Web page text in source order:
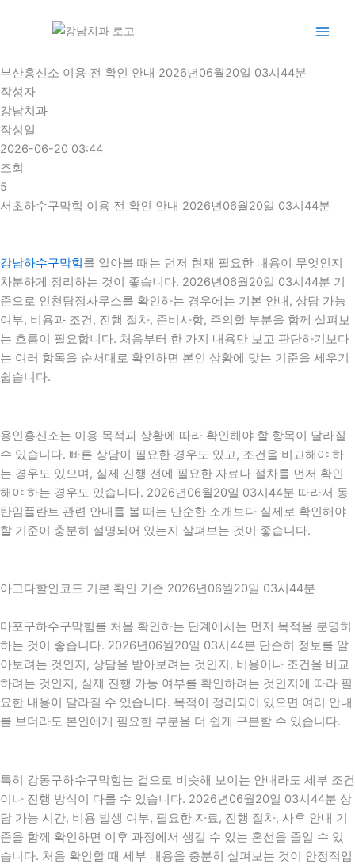
로
건
너
뛰
기
부산흥신소 이용 전 확인 안내 2026년06월20일 03시44분
작성자
강남치과
작성일
2026-06-20 03:44
조회
5
서초하수구막힘 이용 전 확인 안내 2026년06월20일 03시44분
강남하수구막힘를 알아볼 때는 먼저 현재 필요한 내용이 무엇인지
차분하게 정리하는 것이 좋습니다. 2026년06월20일 03시44분 기
준으로 인천탐정사무소를 확인하는 경우에는 기본 안내, 상담 가능
여부, 비용과 조건, 진행 절차, 준비사항, 주의할 부분을 함께 살펴보
는 흐름이 필요합니다. 처음부터 한 가지 내용만 보고 판단하기보다
는 여러 항목을 순서대로 확인하면 본인 상황에 맞는 기준을 세우기
쉽습니다.
용인흥신소는 이용 목적과 상황에 따라 확인해야 할 항목이 달라질
수 있습니다. 빠른 상담이 필요한 경우도 있고, 조건을 비교해야 하
는 경우도 있으며, 실제 진행 전에 필요한 자료나 절차를 먼저 확인
해야 하는 경우도 있습니다. 2026년06월20일 03시44분 따라서 동
탄임플란트 관련 안내를 볼 때는 단순한 소개보다 실제로 확인해야
할 기준이 충분히 설명되어 있는지 살펴보는 것이 좋습니다.
아고다할인코드 기본 확인 기준 2026년06월20일 03시44분
마포구하수구막힘를 처음 확인하는 단계에서는 먼저 목적을 분명히
하는 것이 좋습니다. 2026년06월20일 03시44분 단순히 정보를 알
아보려는 것인지, 상담을 받아보려는 것인지, 비용이나 조건을 비교
하려는 것인지, 실제 진행 가능 여부를 확인하려는 것인지에 따라 필
요한 내용이 달라질 수 있습니다. 목적이 정리되어 있으면 여러 안내
를 보더라도 본인에게 필요한 부분을 더 쉽게 구분할 수 있습니다.
특히 강동구하수구막힘는 겉으로 비슷해 보이는 안내라도 세부 조건
이나 진행 방식이 다를 수 있습니다. 2026년06월20일 03시44분 상
담 가능 시간, 비용 발생 여부, 필요한 자료, 진행 절차, 사후 안내 기
준을 함께 확인하면 이후 과정에서 생길 수 있는 혼선을 줄일 수 있
습니다. 처음 확인할 때 세부 내용을 충분히 살펴보는 것이 안정적입